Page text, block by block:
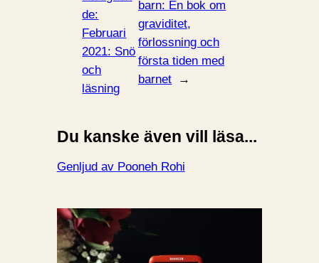
de:
Februari
2021: Snö
och
läsning
barn: En bok om
graviditet,
förlossning och
första tiden med
barnet
→
Du kanske även vill läsa...
Genljud av Pooneh Rohi